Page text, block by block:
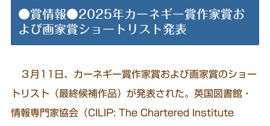
●賞情報●2025年カーネギー賞作家賞お
よび画家賞ショートリスト発表
３月11日、カーネギー賞作家賞および画家賞のショー
トリスト（最終候補作品）が発表された。英国図書館・
情報専門家協会（CILIP: The Chartered Institute